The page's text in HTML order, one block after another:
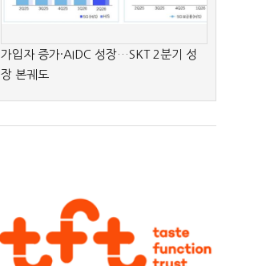
가입자 증가·AIDC 성장…SKT 2분기 성
장 본궤도